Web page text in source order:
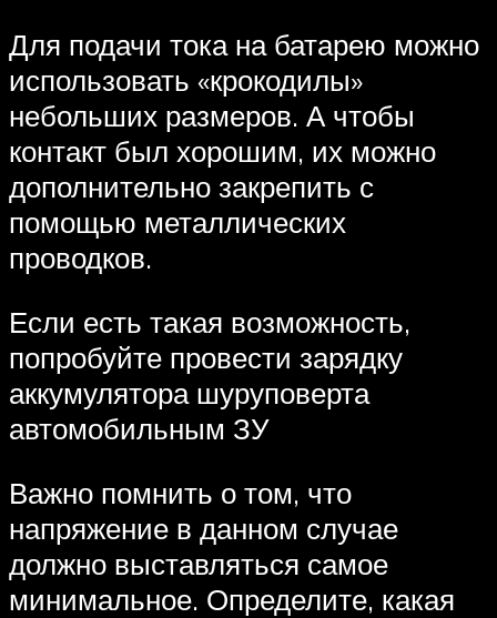
Для подачи тока на батарею можно
использовать «крокодилы»
небольших размеров. А чтобы
контакт был хорошим, их можно
дополнительно закрепить с
помощью металлических
проводков.
Если есть такая возможность,
попробуйте провести зарядку
аккумулятора шуруповерта
автомобильным ЗУ
Важно помнить о том, что
напряжение в данном случае
должно выставляться самое
минимальное. Определите, какая